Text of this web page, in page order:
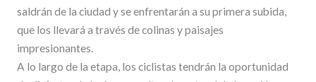
saldrán de la ciudad y se enfrentarán a su primera subida,
que los llevará a través de colinas y paisajes
impresionantes.
A lo largo de la etapa, los ciclistas tendrán la oportunidad